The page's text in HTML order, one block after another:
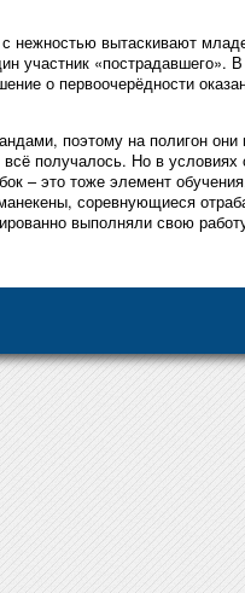
с нежностью вытаскивают
участник «пострадавшего».
о первоочерёдности
поэтому на полигон
получалось. Но в условиях
– это тоже элемент
соревнующиеся
выполняли свою